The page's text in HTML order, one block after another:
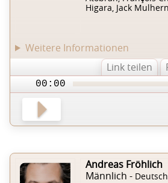
Higara, Jack
Weitere Informationen
Link teilen
00:00
Andreas Fröhlich
Männlich -